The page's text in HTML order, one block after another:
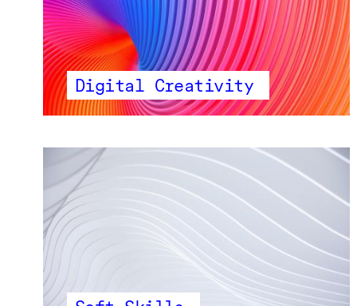
Digital Creativity